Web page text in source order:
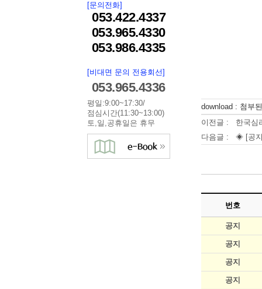
[문의전화]
053.422.4337
053.965.4330
053.986.4335
[비대면 문의 전용회선]
053.965.4336
평일:9:00~17:30/
점심시간(11:30~13:00)
토,일,공휴일은 휴무
download : 첨부
이전글 : 한국심
다음글 : ◈ [공
번호
공지
공지
공지
공지